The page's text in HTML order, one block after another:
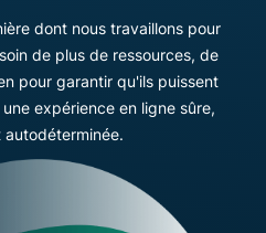
dont nous travaillons pour
de plus de ressources, de
pour garantir qu'ils puissent
expérience en ligne sûre,
autodéterminée.